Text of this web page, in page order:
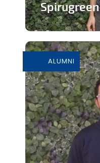
Spirugreen
En savoir plus
ALUMNI